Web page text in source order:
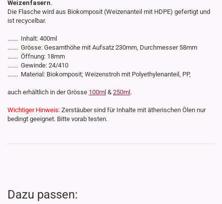
Weizenfasern.
Die Flasche wird aus Biokomposit (Weizenanteil mit HDPE) gefertigt und
ist recycelbar.
....... Inhalt: 400ml
....... Grösse: Gesamthöhe mit Aufsatz 230mm, Durchmesser 58mm
....... Öffnung: 18mm
....... Gewinde: 24/410
....... Material: Biokomposit; Weizenstroh mit Polyethylenanteil, PP,
auch erhältlich in der Grösse 100ml & 250ml .
Wichtiger Hinweis: Zerstäuber sind für Inhalte mit ätherischen Ölen nur
bedingt geeignet. Bitte vorab testen.
Dazu passen: